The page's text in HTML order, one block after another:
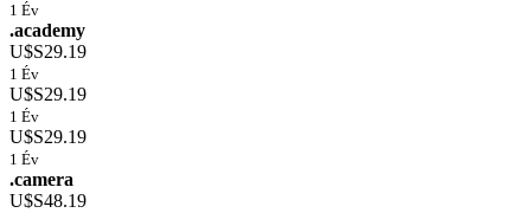
1 Év
.academy
U$S29.19
1 Év
U$S29.19
1 Év
U$S29.19
1 Év
.camera
U$S48.19